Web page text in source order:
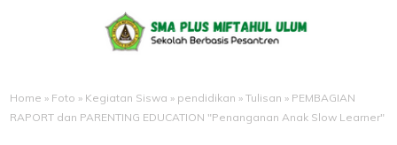
Home » Foto » Kegiatan Siswa » pendidikan »Tulisan » PEMBAGIAN
RAPORT dan PARENTING EDUCATION "Penanganan Anak Slow Learner"